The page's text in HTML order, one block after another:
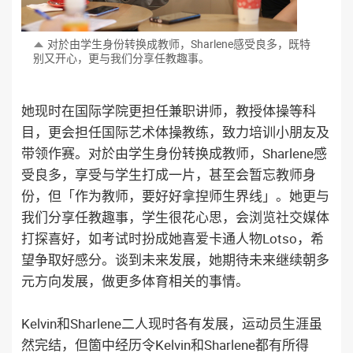
对於由学生身份转换成教师，Sharlene感受良多， 既特
别又开心，更与我们分享任教趣事。
她现时在国际学院更担任兼职讲师，教授体操等科
目，更会担任国际艺术体操教练，致力培训小朋友及
带领作赛。对於由学生身份转换成教师，Sharlene感
受良多，享受与学生打成一片，甚至会暂忘教师身
份，但「作为教师，要好好拿揑师生界线」。她更与
我们分享任教趣事，学生很花心思，会浏览社交媒体
打探喜好，如考试时扮成她喜爱卡通人物Lotso，希
望争取好感分。谈到未来发展，她期待未来继续朝多
元方向发展，做更多体育相关的事情。
Kelvin和Sharlene二人现时各有发展，运动员生涯虽
然完结，但箇中经历令Kelvin和Sharlene都有所得